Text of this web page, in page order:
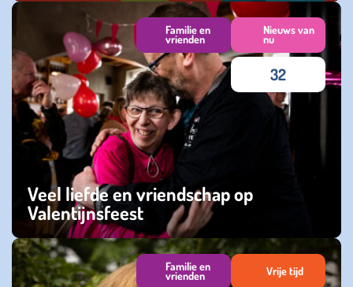
donderdag 06 juli 2023
Veel liefde en vriendschap op
Valentijnsfeest
zondag 19 februari 2023
Familie en
vrienden
Nieuws van
nu
32
Familie en
vrienden Vrije tijd